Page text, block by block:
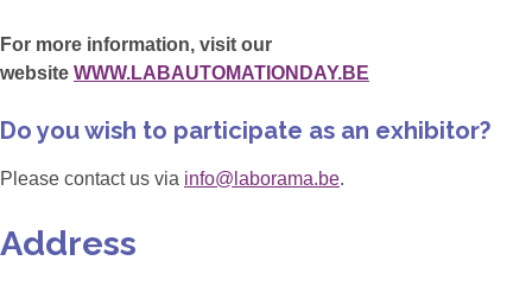
For more information, visit our
website WWW.LABAUTOMATIONDAY.BE
Do you wish to participate as an exhibitor?
Please contact us via info@laborama.be.
Address